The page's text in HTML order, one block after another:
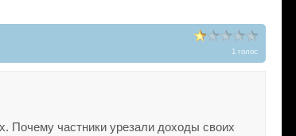
1 голос
Почему частники урезали доходы своих